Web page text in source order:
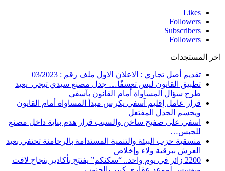
Likes
Followers
Subscribers
Followers
اخر المستجدات
تقديم أصل تجاري : الاعلان الاول ملف رقم : 03/2023
تطبيق القانون ليس تعسفًا… جدل مصنع سيدي تيجي يعيد
طرح سؤال المساواة أمام القانون بآسفي
قرار عامل إقليم آسفي يكرس مبدأ المساواة أمام القانون
ويحسم الجدل المفتعل
اسفي على صفيح ساخن والسبب قرار هدم بناية داخل مصنع
للجبس…
منسقية حزب البيئة والتنمية المستدامة بالرحامنة تحتفي بعيد
العرش ببرقية ولاء وإخلاص
2200 زائر في يوم واحد.. “سكنكم” يفتتح بأكادير بنجاح لافت